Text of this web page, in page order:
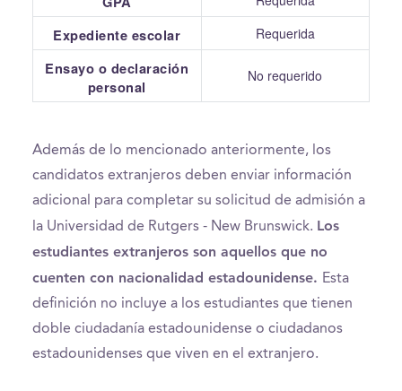
Expediente escolar Requerida
Ensayo o declaración
personal
No requerido
Además de lo mencionado anteriormente, los
candidatos extranjeros deben enviar información
adicional para completar su solicitud de admisión a
la Universidad de Rutgers - New Brunswick. Los
estudiantes extranjeros son aquellos que no
cuenten con nacionalidad estadounidense. Esta
definición no incluye a los estudiantes que tienen
doble ciudadanía estadounidense o ciudadanos
estadounidenses que viven en el extranjero.